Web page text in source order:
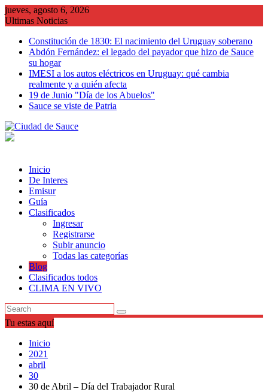
Saltar
al
jueves, agosto 6, 2026
Ultimas Noticias
Constitución de 1830: El nacimiento del Uruguay soberano
Abdón Fernández: el legado del payador que hizo de Sauce
su hogar
IMESI a los autos eléctricos en Uruguay: qué cambia
realmente y a quién afecta
19 de Junio "Día de los Abuelos"
Sauce se viste de Patria
Inicio
De Interes
Emisur
Guía
Clasificados
Ingresar
Registrarse
Subir anuncio
Todas las categorías
Blog
Clasificados todos
CLIMA EN VIVO
Tu estas aquí
Inicio
2021
abril
30
30 de Abril – Día del Trabajador Rural